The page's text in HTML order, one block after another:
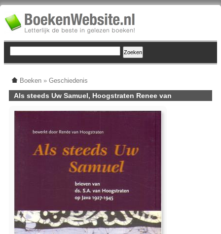
Boeken » Geschiedenis
Als steeds Uw Samuel, Hoogstraten Renee van